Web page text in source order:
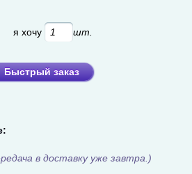
я хочу шт.
Быстрый заказ
в доставку уже завтра.)